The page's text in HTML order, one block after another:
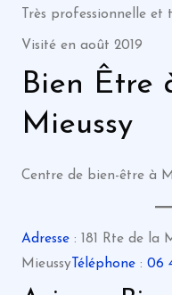
Très professionnelle et
Visité en août 2019
Bien Être
Mieussy
Centre de bien-être à
Adresse: 181 Rte de la
Mieussy Téléphone: 06